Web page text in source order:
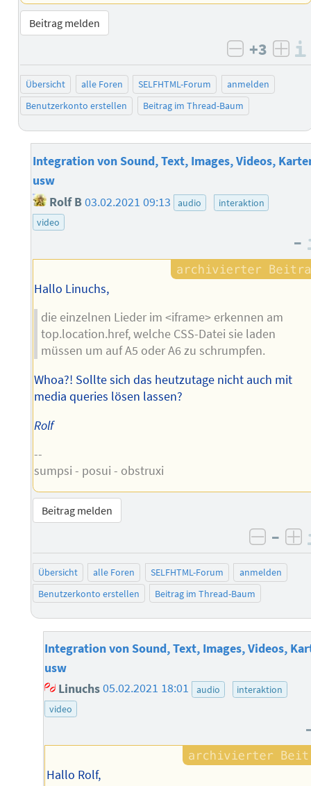
Beitrag melden
negativ
+3
Übersicht alle Foren SELFHTML-Forum
anmelden
Benutzerkonto erstellen
Beitrag im Thread-Baum
Integration von Sound, Text, Images, Videos,
usw
Rolf B03.02.2021 09:13 audio
interaktion
video
–
Hallo Linuchs,
die einzelnen Lieder im <iframe> erkennen am
top.location.href, welche CSS-Datei sie laden
müssen um auf A5 oder A6 zu schrumpfen.
Whoa?! Sollte sich das heutzutage nicht auch mit
media queries lösen lassen?
Rolf
--
sumpsi - posui - obstruxi
Beitrag melden
–
Übersicht alle Foren SELFHTML-Forum
anmelden
Benutzerkonto erstellen
Beitrag im Thread-Baum
Integration von Sound, Text, Images, Videos,
usw
Linuchs05.02.2021 18:01 audio
interaktion
video
Hallo Rolf,